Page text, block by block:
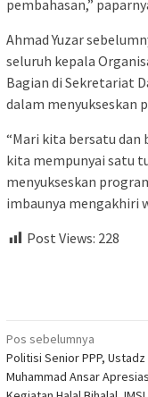
pembahasan,”
Ahmad Yuzar
seluruh kepala
Bagian di Sekretariat
dalam menyukseskan
“Mari kita bersatu dan
kita mempunyai satu
menyukseskan
imbaunya mengakhiri
Post Views: 228
Navigasi
pos
Pos sebelumnya
Politisi Senior PPP, Ustadz
Muhammad Ansar